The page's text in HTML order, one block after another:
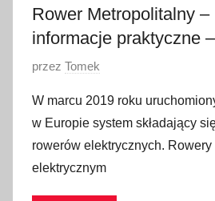
Rower Metropolitalny –
informacje praktyczne
O
u
b
l
i
przez Tomek
W marcu 2019 roku
w Europie system składający
rowerów elektrycznych.
elektrycznym